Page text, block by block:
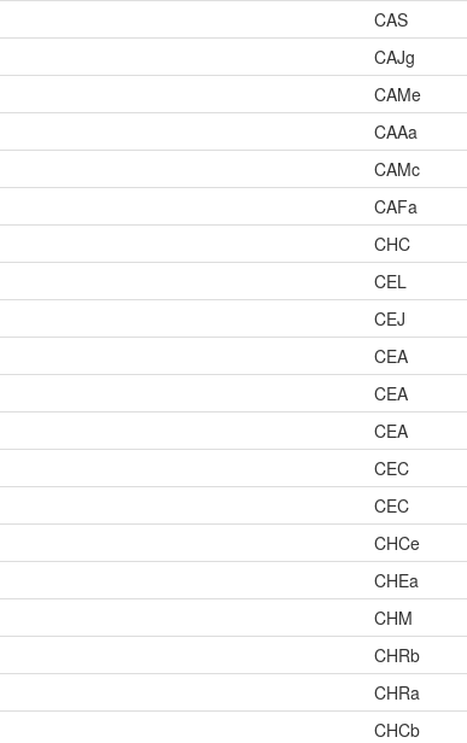
CAS
CAJg
CAMe
CAAa
CAMc
CAFa
CHC
CEL
CEJ
CEA
CEA
CEA
CEC
CEC
CHCe
CHEa
CHM
CHRb
CHRa
CHCb